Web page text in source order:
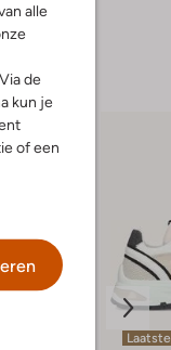
alle
de
kun je
of een